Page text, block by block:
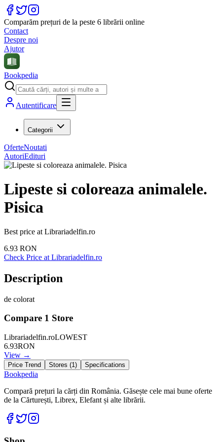
Comparăm prețuri de la peste 6 librării online
Contact
Despre noi
Ajutor
Bookpedia
Autentificare
Categorii
OferteNoutati
AutoriEdituri
Lipeste si coloreaza animalele.
Pisica
Best price at Librariadelfin.ro
6.93 RON
Check Price at Librariadelfin.ro
Description
de colorat
Compare 1 Store
Librariadelfin.roLOWEST
6.93RON
View →
Price Trend Stores (1) Specifications
Bookpedia
Compară prețuri la cărți din România. Găsește cele mai bune oferte
de la Cărturești, Librex, Elefant și alte librării.
Facebook
Twitter